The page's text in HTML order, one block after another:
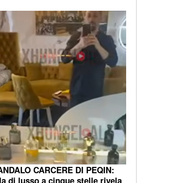
CARCERE DI PEQIN:
di lusso a cinque stelle rivela